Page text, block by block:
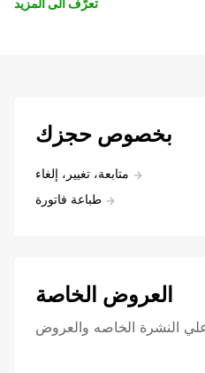
تعرّف الى المزيد
بخصوص حجزك
متابعة، تغيير، إلغاء
طباعة فاتورة
العروض الخاصة
النشرة الخاصه والعروض